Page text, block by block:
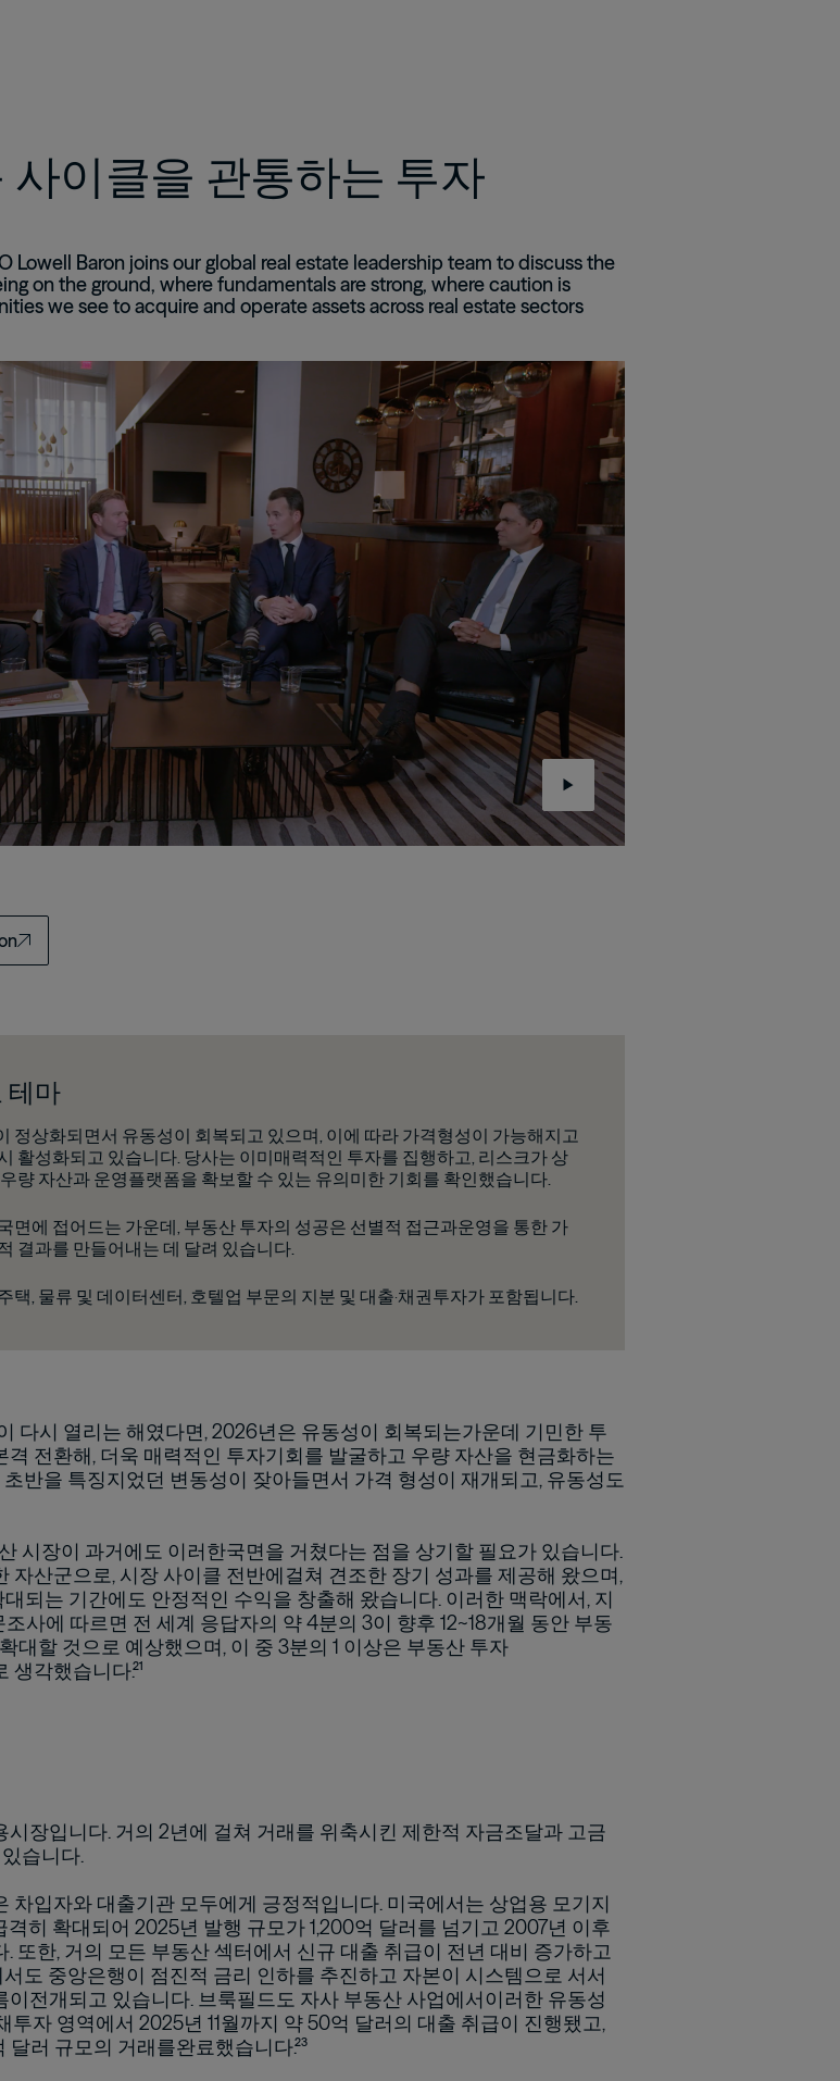
사이클을 관통하는 투자
Lowell Baron joins our global real estate leadership team to discuss the
on the ground, where fundamentals are strong, where caution is
we see to acquire and operate assets across real estate sectors
테마
정상화되면서 유동성이 회복되고 있으며, 이에 따라 가격형성이 가능해지고
활성화되고 있습니다. 당사는 이미매력적인 투자를 집행하고, 리스크가 상
량 자산과 운영플랫폼을 확보할 수 있는 유의미한 기회를 확인했습니다.
면에 접어드는 가운데, 부동산 투자의 성공은 선별적 접근과운영을 통한 가
결과를 만들어내는 데 달려 있습니다.
택, 물류 및 데이터센터, 호텔업 부문의 지분 및 대출·채권투자가 포함됩니다.
다시 열리는 해였다면, 2026년은 유동성이 회복되는가운데 기민한 투
전환해, 더욱 매력적인 투자기회를 발굴하고 우량 자산을 현금화하는
반을 특징지었던 변동성이 잦아들면서 가격 형성이 재개되고, 유동성도
시장이 과거에도 이러한국면을 거쳤다는 점을 상기할 필요가 있습니다.
자산군으로, 시장 사이클 전반에걸쳐 견조한 장기 성과를 제공해 왔으며,
되는 기간에도 안정적인 수익을 창출해 왔습니다. 이러한 맥락에서, 지
사에 따르면 전 세계 응답자의 약 4분의 3이 향후 12~18개월 동안 부동
대할 것으로 예상했으며, 이 중 3분의 1 이상은 부동산 투자
각했습니다.²¹
장입니다. 거의 2년에 걸쳐 거래를 위축시킨 제한적 자금조달과 고금
습니다.
차입자와 대출기관 모두에게 긍정적입니다. 미국에서는 상업용 모기지
격히 확대되어 2025년 발행 규모가 1,200억 달러를 넘기고 2007년 이후
또한, 거의 모든 부동산 섹터에서 신규 대출 취급이 전년 대비 증가하고
서도 중앙은행이 점진적 금리 인하를 추진하고 자본이 시스템으로 서서
전개되고 있습니다. 브룩필드도 자사 부동산 사업에서이러한 유동성
투자 영역에서 2025년 11월까지 약 50억 달러의 대출 취급이 진행됐고,
러 규모의 거래를완료했습니다.²³